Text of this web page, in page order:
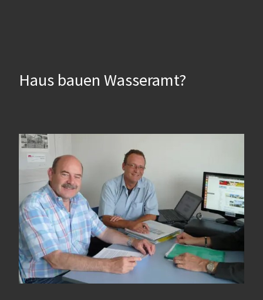
Haus bauen Wasseramt?